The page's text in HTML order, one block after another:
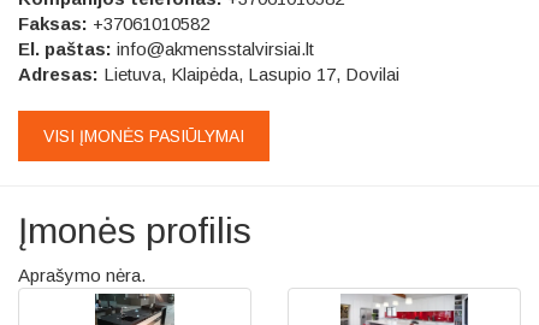
Faksas: +37061010582
El. paštas: info@akmensstalvirsiai.lt
Adresas: Lietuva, Klaipėda, Lasupio 17, Dovilai
VISI ĮMONĖS PASIŪLYMAI
Įmonės profilis
Aprašymo nėra.